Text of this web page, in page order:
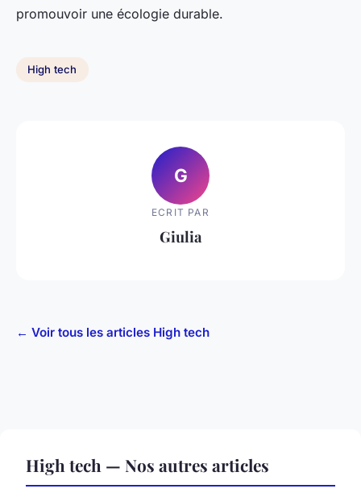
promouvoir une écologie durable.
High tech
G
ECRIT PAR
Giulia
← Voir tous les articles High tech
High tech — Nos autres articles